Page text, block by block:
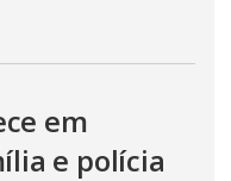
em
e polícia